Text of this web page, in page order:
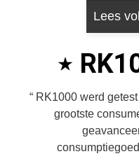
Lees
RK1000 werd
grootste